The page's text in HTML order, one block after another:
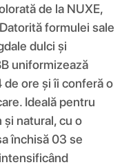
de la NUXE,
formulei sale
dulci și
uniformizează
ore și îi conferă o
Ideală pentru
natural, cu o
închisă 03 se